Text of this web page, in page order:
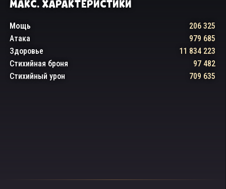
МАКС. ХАРАКТЕРИСТИКИ
Мощь
206 325
Атака
979 685
Здоровье
11 834 223
Стихийная броня
97 482
Стихийный урон
709 635